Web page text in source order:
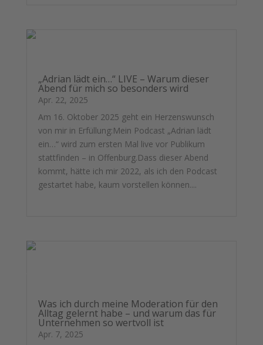
„Adrian lädt ein…“ LIVE – Warum dieser
Abend für mich so besonders wird
Apr. 22, 2025
Am 16. Oktober 2025 geht ein Herzenswunsch
von mir in Erfüllung:Mein Podcast „Adrian lädt
ein…“ wird zum ersten Mal live vor Publikum
stattfinden – in Offenburg.Dass dieser Abend
kommt, hätte ich mir 2022, als ich den Podcast
gestartet habe, kaum vorstellen können....
Was ich durch meine Moderation für den
Alltag gelernt habe – und warum das für
Unternehmen so wertvoll ist
Apr. 7, 2025